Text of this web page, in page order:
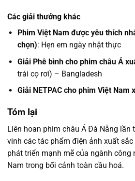
Các giải thưởng khác
Phim Việt Nam được yêu thích
chọn): Hẹn em ngày nhật thực
Giải Phê bình cho phim châu Á
trái cọ rơi) – Bangladesh
Giải NETPAC cho phim Việt Nam
Tóm lại
Liên hoan phim châu Á Đà Nẵng lần
vinh các tác phẩm điện ảnh xuất
phát triển mạnh mẽ của ngành công
Nam trong bối cảnh toàn cầu hoá.